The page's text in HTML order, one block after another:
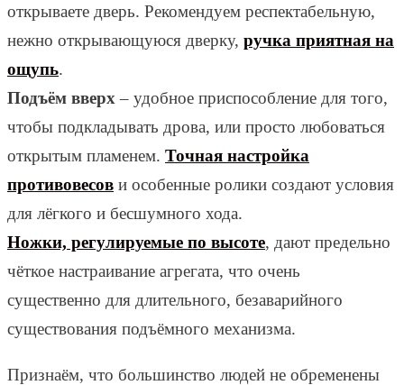
открываете дверь. Рекомендуем респектабельную,
нежно открывающуюся дверку, ручка приятная на
ощупь.
Подъём вверх – удобное приспособление для того,
чтобы подкладывать дрова, или просто любоваться
открытым пламенем. Точная настройка
противовесов и особенные ролики создают условия
для лёгкого и бесшумного хода.
Ножки, регулируемые по высоте, дают предельно
чёткое настраивание агрегата, что очень
существенно для длительного, безаварийного
существования подъёмного механизма.
Признаём, что большинство людей не обременены